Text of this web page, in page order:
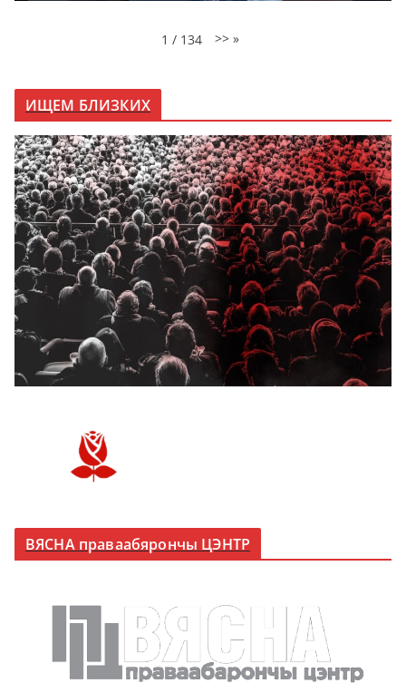
1 / 134 >> »
ИЩЕМ БЛИЗКИХ
ВЯСНА праваабярончы ЦЭНТР